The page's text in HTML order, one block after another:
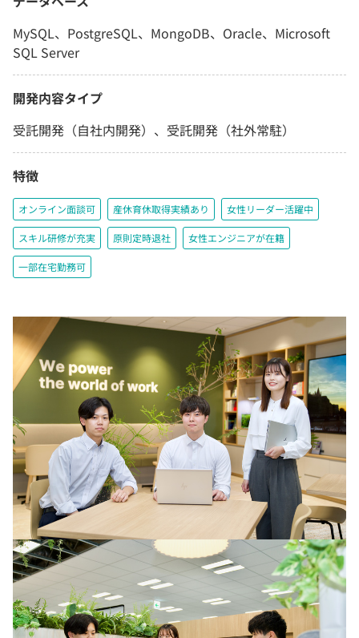
MySQL、PostgreSQL、MongoDB、Oracle、Microsoft
SQL Server
開発内容タイプ
受託開発（自社内開発）、受託開発（社外常駐）
特徴
オンライン面談可 産休育休取得実績あり 女性リーダー活躍中
スキル研修が充実 原則定時退社 女性エンジニアが在籍
一部在宅勤務可